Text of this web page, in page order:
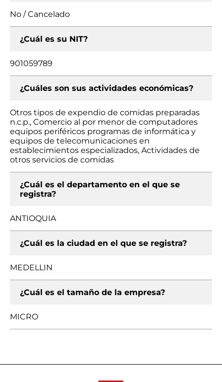
No / Cancelado
¿Cuál es su NIT?
901059789
¿Cuáles son sus actividades económicas?
Otros tipos de expendio de comidas preparadas
n.c.p., Comercio al por menor de computadores
equipos periféricos programas de informática y
equipos de telecomunicaciones en
establecimientos especializados, Actividades de
otros servicios de comidas
¿Cuál es el departamento en el que se
registra?
ANTIOQUIA
¿Cuál es la ciudad en el que se registra?
MEDELLIN
¿Cuál es el tamaño de la empresa?
MICRO